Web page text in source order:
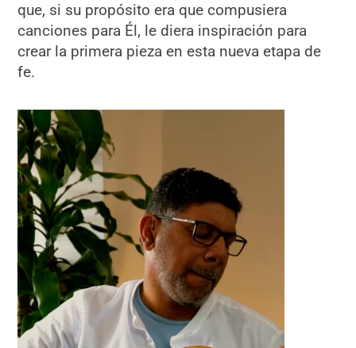
que, si su propósito era que compusiera
canciones para Él, le diera inspiración para
crear la primera pieza en esta nueva etapa de
fe.